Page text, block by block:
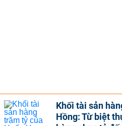
Khối tài sản
Hồng: Từ biệt